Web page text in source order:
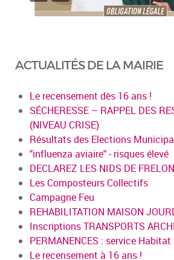
ACTUALITÉS DE LA MAIRIE
Le recensement dès 16 ans !
SÉCHERESSE – RAPPEL DES
(NIVEAU CRISE)
Résultats des Elections
"influenza aviaire" - risques élevé
DECLAREZ LES NIDS DE
Les Composteurs Collectifs
Campagne Feu
REHABILITATION MAISON
Inscriptions TRANSPORTS
PERMANENCES : service Habitat
Le recensement à 16 ans !